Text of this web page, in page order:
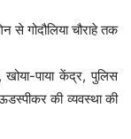
गोदौलिया चौराहे तक
पाया केंद्र, पुलिस
की व्यवस्था की